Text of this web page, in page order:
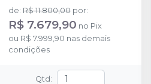
recarregáveis, 1 carregador, 50
barreiras protetoras, 1 suporte, 1
protetor de luz.
de:R$ 11.800,00 por:
R$ 7.679,90 no Pix
ou R$ 7.999,90 nas demais
condições
Qtd :